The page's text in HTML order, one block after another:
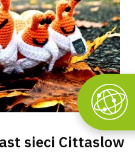
sieci Cittaslow